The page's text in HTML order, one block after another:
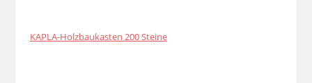
KAPLA-Holzbaukasten 200 Steine